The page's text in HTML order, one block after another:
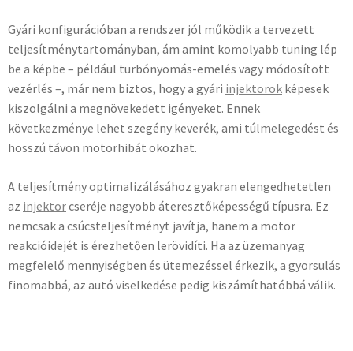
Gyári konfigurációban a rendszer jól működik a tervezett
teljesítménytartományban, ám amint komolyabb tuning lép
be a képbe – például turbónyomás-emelés vagy módosított
vezérlés –, már nem biztos, hogy a gyári injektorok képesek
kiszolgálni a megnövekedett igényeket. Ennek
következménye lehet szegény keverék, ami túlmelegedést és
hosszú távon motorhibát okozhat.
A teljesítmény optimalizálásához gyakran elengedhetetlen
az injektorcseréje nagyobb áteresztőképességű típusra. Ez
nemcsak a csúcsteljesítményt javítja, hanem a motor
reakcióidejét is érezhetően lerövidíti. Ha az üzemanyag
megfelelő mennyiségben és ütemezéssel érkezik, a gyorsulás
finomabbá, az autó viselkedése pedig kiszámíthatóbbá válik.